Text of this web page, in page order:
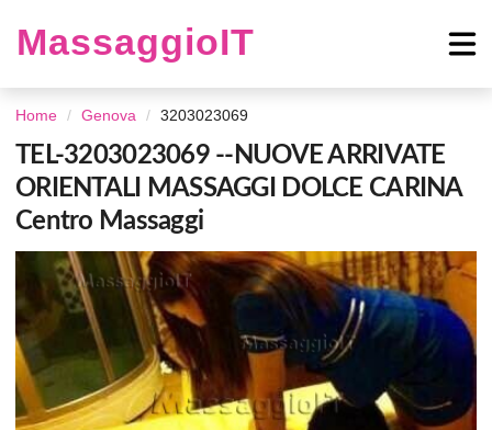
MassaggioIT
Home Genova 3203023069
TEL-3203023069 --NUOVE ARRIVATE
ORIENTALI MASSAGGI DOLCE CARINA
Centro Massaggi